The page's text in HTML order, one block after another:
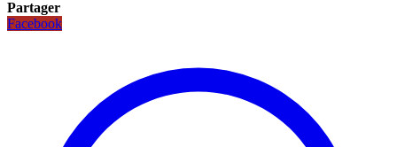
Partager
Facebook